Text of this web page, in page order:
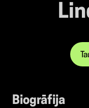
Biogrāfija